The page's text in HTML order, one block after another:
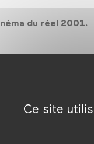
Ce site
du réel 2001.